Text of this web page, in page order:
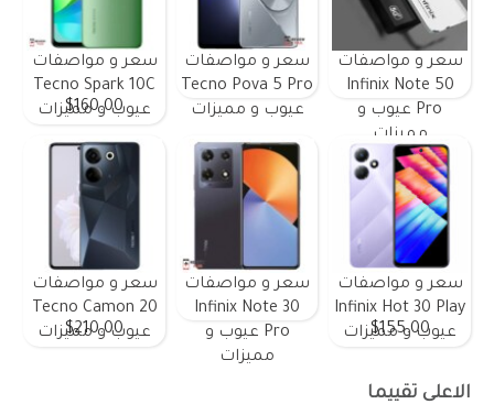
سعر و مواصفات
Infinix Note 50
Pro عيوب و
مميزات
سعر و مواصفات
Tecno Pova 5 Pro
عيوب و مميزات
سعر و مواصفات
Tecno Spark 10C
عيوب و مميزات
$160.00
سعر و مواصفات
Infinix Hot 30 Play
عيوب و مميزات
$155.00
سعر و مواصفات
Infinix Note 30
Pro عيوب و
مميزات
سعر و مواصفات
Tecno Camon 20
عيوب و مميزات
$210.00
الاعلى تقييما